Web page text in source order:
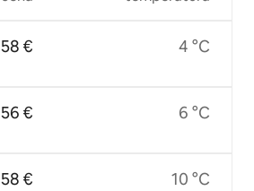
58 €
56 €
58 €
4 °C
6 °C
10 °C